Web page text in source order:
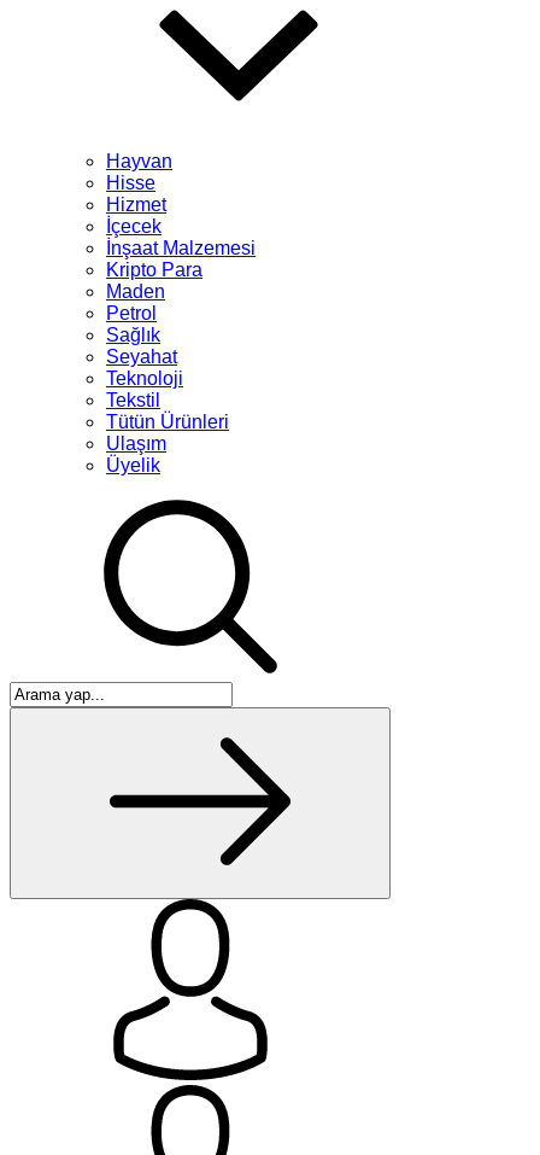
Hayvan
Hisse
Hizmet
İçecek
İnşaat Malzemesi
Kripto Para
Maden
Petrol
Sağlık
Seyahat
Teknoloji
Tekstil
Tütün Ürünleri
Ulaşım
Üyelik